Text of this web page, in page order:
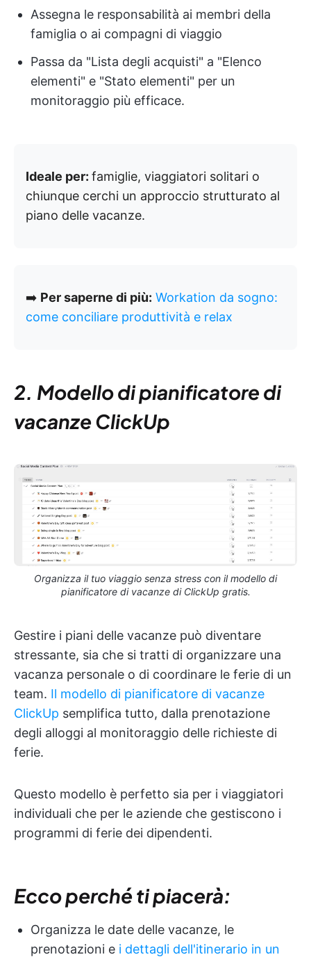
Assegna le responsabilità ai membri della
famiglia o ai compagni di viaggio
Passa da "Lista degli acquisti" a "Elenco
elementi" e "Stato elementi" per un
monitoraggio più efficace.
Ideale per: famiglie, viaggiatori solitari o
chiunque cerchi un approccio strutturato al
piano delle vacanze.
➡️ Per saperne di più: Workation da sogno:
come conciliare produttività e relax
2. Modello di pianificatore di
vacanze ClickUp
Organizza il tuo viaggio senza stress con il modello di
pianificatore di vacanze di ClickUp gratis.
Gestire i piani delle vacanze può diventare
stressante, sia che si tratti di organizzare una
vacanza personale o di coordinare le ferie di un
team. Il modello di pianificatore di vacanze
ClickUp semplifica tutto, dalla prenotazione
degli alloggi al monitoraggio delle richieste di
ferie.
Questo modello è perfetto sia per i viaggiatori
individuali che per le aziende che gestiscono i
programmi di ferie dei dipendenti.
Ecco perché ti piacerà:
Organizza le date delle vacanze, le
prenotazioni e i dettagli dell'itinerario in un